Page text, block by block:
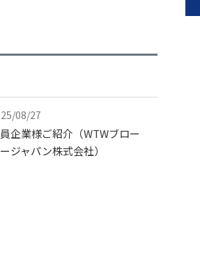
08/27
企業様ご紹介（WTWブロー
ジャパン株式会社）